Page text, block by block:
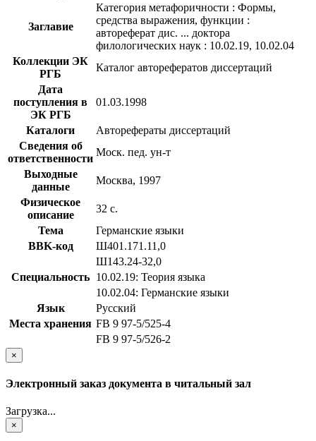
Заглавие
Категория метафоричности : Формы,
средства выражения, функции :
автореферат дис. ... доктора
филологических наук : 10.02.19, 10.02.04
Коллекции ЭК
РГБ
Каталог авторефератов диссертаций
Дата
поступления в
ЭК РГБ
01.03.1998
Каталоги
Авторефераты диссертаций
Сведения об
ответственности
Моск. пед. ун-т
Выходные
данные
Москва, 1997
Физическое
описание
32 с.
Тема
Германские языки
BBK-код
Ш401.171.11,0
Ш143.24-32,0
Специальность 10.02.19: Теория языка
10.02.04: Германские языки
Язык
Русский
Места хранения FB 9 97-5/525-4
FB 9 97-5/526-2
×
Электронный заказ документа в читальный зал
Загрузка...
×